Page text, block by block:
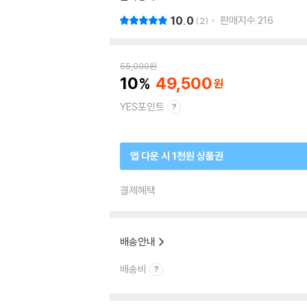
10.0 2 판매지수 216
55,000원
10 49,500
YES포인트
앱 다운 시 1천원 상품권
결제혜택
배송안내
배송비